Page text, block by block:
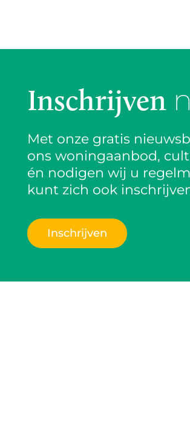
Inschrijven
Met onze gratis
ons woningaanbod,
én nodigen wij u
kunt zich ook
Inschrijven